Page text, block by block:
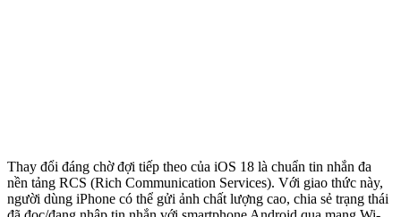
Thay đổi đáng chờ đợi tiếp theo của iOS 18 là chuẩn tin nhắn đa
nền tảng RCS (Rich Communication Services). Với giao thức này,
người dùng iPhone có thể gửi ảnh chất lượng cao, chia sẻ trạng thái